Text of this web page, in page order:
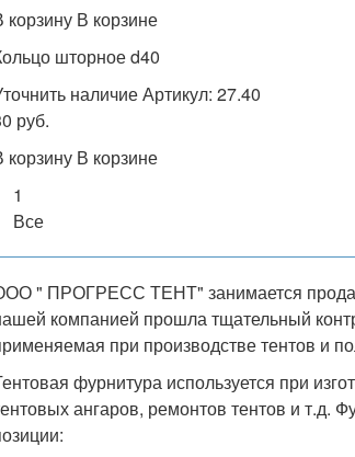
корзину В корзине
шторное d40
наличие Артикул: 27.40
руб.
корзину В корзине
1
Все
" ПРОГРЕСС ТЕНТ" занимается
компанией прошла тщательный
при производстве тентов и
фурнитура используется при
ангаров, ремонтов тентов и т.д.